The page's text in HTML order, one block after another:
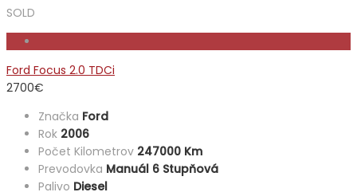
SOLD
Ford Focus 2.0 TDCi
2700€
Značka Ford
Rok 2006
Počet Kilometrov 247000 Km
Prevodovka Manuál 6 Stupňová
Palivo Diesel